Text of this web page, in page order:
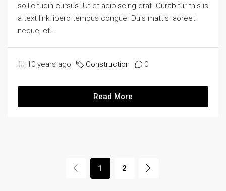
sollicitudin cursus. Ut et adipiscing erat. Curabitur this is
a text link libero tempus congue. Duis mattis laoreet
neque, et...
10 years ago Construction 0
Read More
1 2